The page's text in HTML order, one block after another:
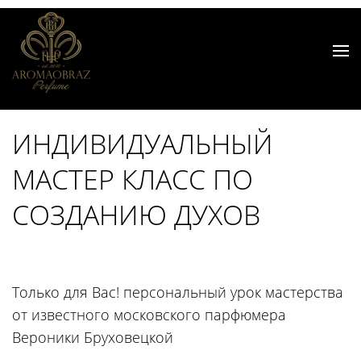
ИНДИВИДУАЛЬНЫЙ
МАСТЕР КЛАСС ПО
СОЗДАНИЮ ДУХОВ
Только для Вас! персональный урок мастерства
от известного московского парфюмера
Вероники Бруховецкой